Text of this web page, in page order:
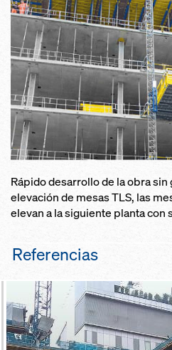
versátil gracias a
soporte con
me­sa o cimbras
soluciones del
mente
extracción
parapetos
abatibles
eleva­da
a un
puntales
Rápido desarrollo de la obra sin
elevación de mesas TLS, las
elevan a la siguiente planta con
Referencias